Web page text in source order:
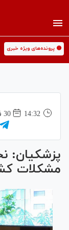
🟡 پرونده‌های ویژه خبری
14:32
30 فروردين 1405
پزشکیان:
مشکلات